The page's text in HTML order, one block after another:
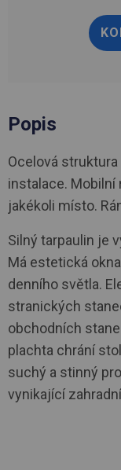
Popis
Ocelová struktura
instalace.
jakékoli místo.
Silný tarpaulin je
Má estetická
denního světla.
stranických
obchodních
plachta chrání
suchý a stinný
vynikající